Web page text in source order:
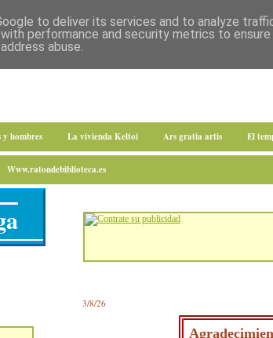
y hombres La vivienda Keltoi Ars gratia artis El
Www.ratondebiblioteca.es
3/8/26
to deliver its services and to analyze
performance and security metrics to
abuse.